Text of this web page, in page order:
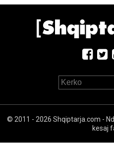
© 2011 - 2026 Shqiptarja.com -
kesaj